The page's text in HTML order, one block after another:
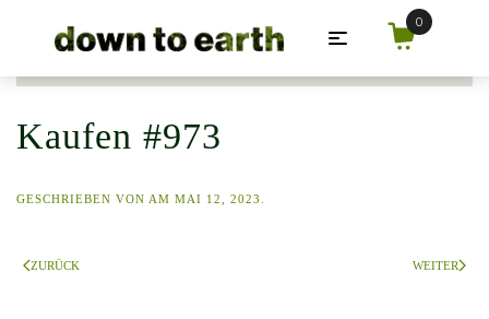
Zum Hauptinhalt springen
Kaufen #973
GESCHRIEBEN VON AM MAI 12, 2023
ZURÜCK WEITER